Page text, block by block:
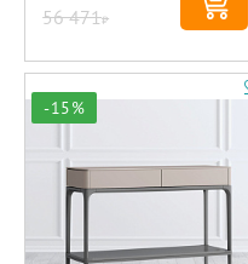
56 471Р
-15%